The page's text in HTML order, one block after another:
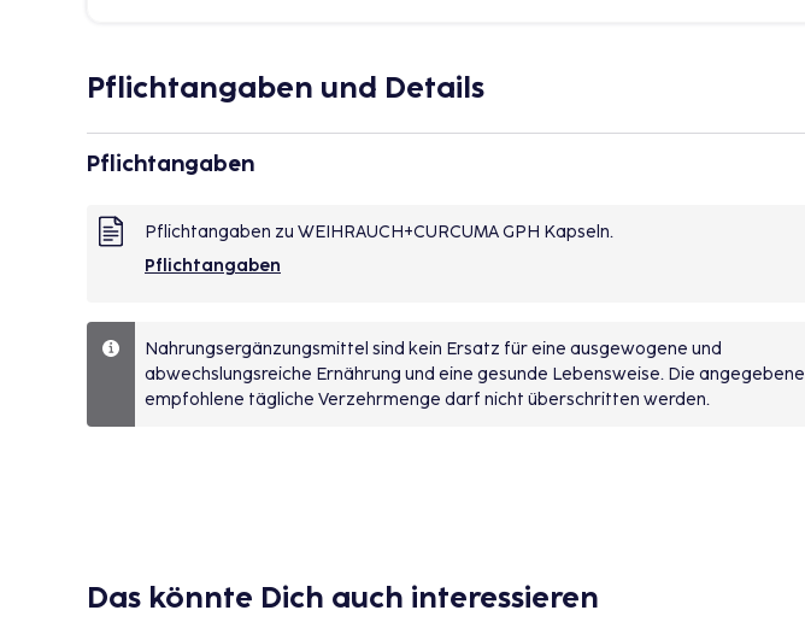
Pflichtangaben und Details
Pflichtangaben
Pflichtangaben zu WEIHRAUCH+CURCUMA GPH Kapseln.
Pflichtangaben
Nahrungsergänzungsmittel sind kein Ersatz für eine ausgewogene und
abwechslungsreiche Ernährung und eine gesunde Lebensweise. Die angegebene
empfohlene tägliche Verzehrmenge darf nicht überschritten werden.
Das könnte Dich auch interessieren